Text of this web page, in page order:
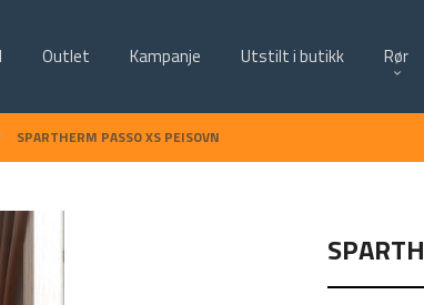
Outlet Kampanje Utstilt i butikk Rør
SPARTHERM PASSO XS PEISOVN